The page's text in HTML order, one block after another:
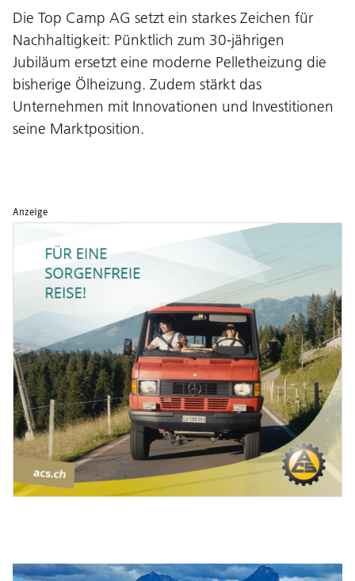
Die Top Camp AG setzt ein starkes Zeichen für
Nachhaltigkeit: Pünktlich zum 30-jährigen
Jubiläum ersetzt eine moderne Pelletheizung die
bisherige Ölheizung. Zudem stärkt das
Unternehmen mit Innovationen und Investitionen
seine Marktposition.
Anzeige